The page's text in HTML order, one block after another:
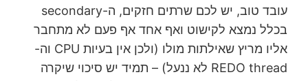
עובד טוב, יש לכם שרתים חזקים, ה-secondary
בכלל נמצא לקישוט ואף אחד אף פעם לא מתחבר
אליו מריץ שאילתות מולו (ולכן אין בעיות CPU וה-
REDO thread לא ננעל) – תמיד יש סיכוי שיקרה